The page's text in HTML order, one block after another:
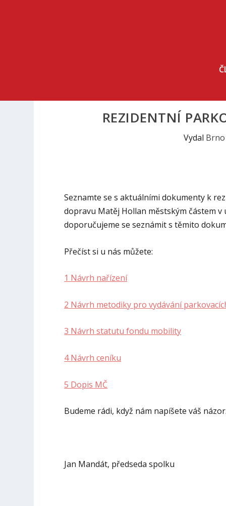
REZIDENTNÍ
Vydal
Seznamte se s aktuálními dokumenty k
dopravu Matěj Hollan městským částem
doporučujeme se seznámit s těmito
Přečíst si u nás můžete:
1 Návrh nařízení
2 Návrh metodiky pro vydávání
3 Návrh statutu fondu mobility
4 Návrh ceníku
5 Dopis MČ
Budeme rádi, když nám napíšete váš názor.
Jan Mandát, předseda spolku